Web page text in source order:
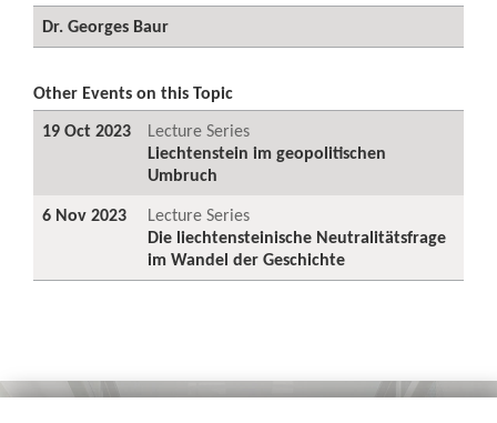
Dr. Georges Baur
Other Events on this Topic
19 Oct 2023
Lecture Series
Liechtenstein im geopolitischen
Umbruch
6 Nov 2023
Lecture Series
Die liechtensteinische Neutralitätsfrage
im Wandel der Geschichte